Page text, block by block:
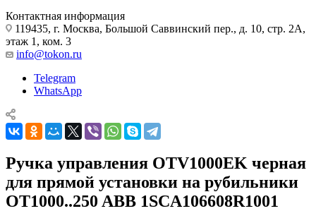
Контактная информация
119435, г. Москва, Большой Саввинский пер., д. 10, стр. 2А,
этаж 1, ком. 3
info@tokon.ru
Telegram
WhatsApp
Ручка управления OTV1000EK черная
для прямой установки на рубильники
OT1000..250 ABB 1SCA106608R1001